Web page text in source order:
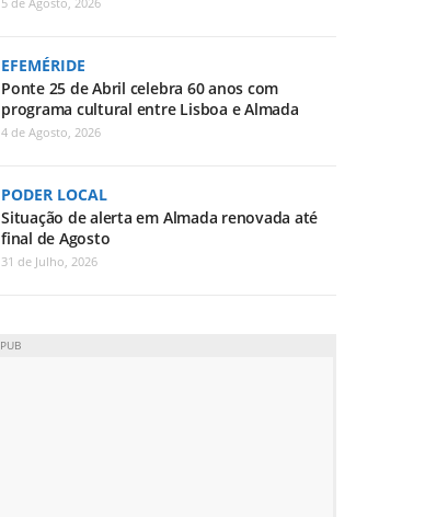
EFEMÉRIDE
Ponte 25 de Abril celebra 60 anos com
programa cultural entre Lisboa e Almada
4 de Agosto, 2026
PODER LOCAL
Situação de alerta em Almada renovada até
final de Agosto
31 de Julho, 2026
PUB